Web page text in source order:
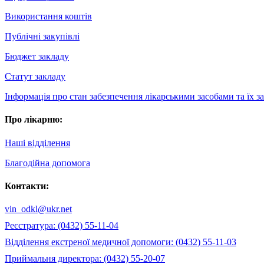
Використання коштів
Публічні закупівлі
Бюджет закладу
Статут закладу
Інформація про стан забезпечення лікарськими засобами та їх
Про лікарню:
Наші відділення
Благодійна допомога
Контакти:
vin_odkl@ukr.net
Реєстратура: (0432) 55-11-04
Відділення екстреної медичної допомоги: (0432) 55-11-03
Приймальня директора: (0432) 55-20-07